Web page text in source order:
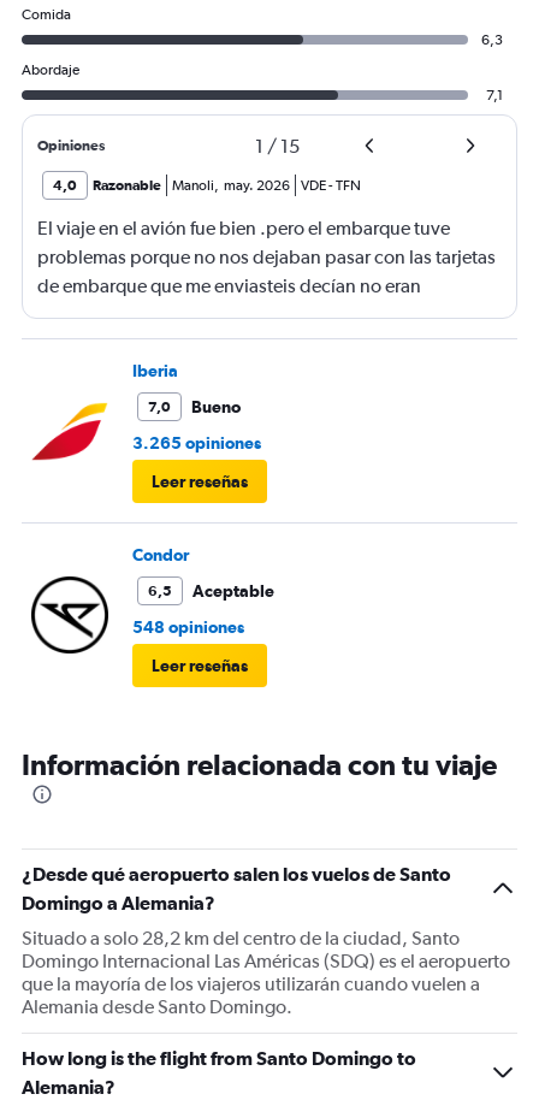
Comida
6,3
Abordaje
7,1
Opiniones 1 / 15
4,0 Razonable Manoli, may. 2026 VDE-TFN
El viaje en el avión fue bien .pero el embarque tuve
problemas porque no nos dejaban pasar con las tarjetas
de embarque que me enviasteis decían no eran
completas nonponia vuelo y querían los billetes y yo no
los tenía casi perdemos el vuelo.suerte de una chica que
nos dejó pasar
Iberia
7,0
Bueno
3.265 opiniones
Leer reseñas
Condor
6,5
Aceptable
548 opiniones
Leer reseñas
Información relacionada con tu viaje
¿Desde qué aeropuerto salen los vuelos de Santo
Domingo a Alemania?
Situado a solo 28,2 km del centro de la ciudad, Santo
Domingo Internacional Las Américas (SDQ) es el aeropuerto
que la mayoría de los viajeros utilizarán cuando vuelen a
Alemania desde Santo Domingo.
How long is the flight from Santo Domingo to
Alemania?